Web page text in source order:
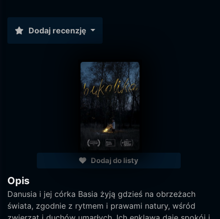
Dodaj recenzję
Dodaj do listy
Opis
Danusia i jej córka Basia żyją gdzieś na obrzeżach
świata, zgodnie z rytmem i prawami natury, wśród